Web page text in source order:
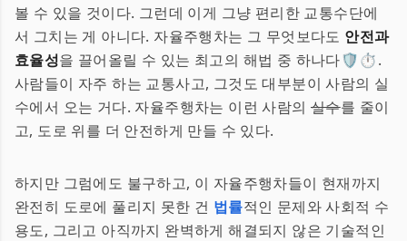
볼 수 있을 것이다. 그런데 이게 그냥 편리한 교통수단에
서 그치는 게 아니다. 자율주행차는 그 무엇보다도 안전과
효율성을 끌어올릴 수 있는 최고의 해법 중 하나다🛡️⏱️.
사람들이 자주 하는 교통사고, 그것도 대부분이 사람의 실
수에서 오는 거다. 자율주행차는 이런 사람의 실수를 줄이
고, 도로 위를 더 안전하게 만들 수 있다.
하지만 그럼에도 불구하고, 이 자율주행차들이 현재까지
완전히 도로에 풀리지 못한 건 법률적인 문제와 사회적 수
용도, 그리고 아직까지 완벽하게 해결되지 않은 기술적인